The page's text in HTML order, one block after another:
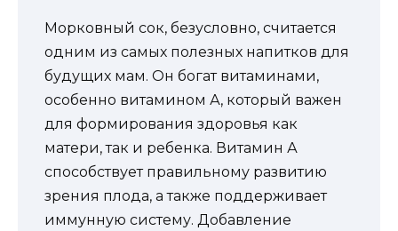
Морковный сок, безусловно, считается
одним из самых полезных напитков для
будущих мам. Он богат витаминами,
особенно витамином А, который важен
для формирования здоровья как
матери, так и ребенка. Витамин А
способствует правильному развитию
зрения плода, а также поддерживает
иммунную систему. Добавление